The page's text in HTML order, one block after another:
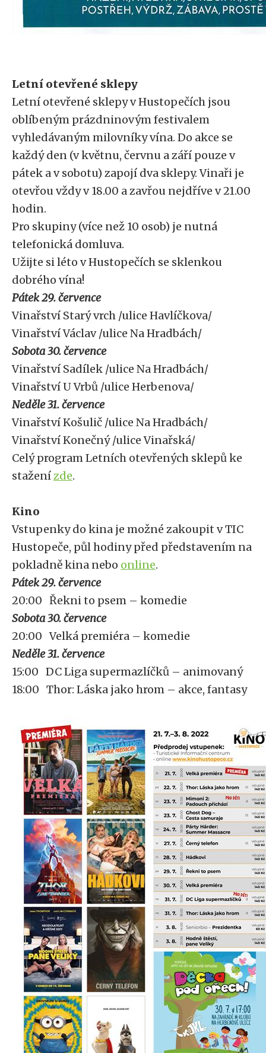
Letní otevřené sklepy
Letní otevřené sklepy v Hustopečích jsou
oblíbeným prázdninovým festivalem
vyhledávaným milovníky vína. Do akce se
každý den (v květnu, červnu a září pouze v
pátek a v sobotu) zapojí dva sklepy. Vinaři je
otevřou vždy v 18.00 a zavřou nejdříve v 21.00
hodin.
Pro skupiny (více než 10 osob) je nutná
telefonická domluva.
Užijte si léto v Hustopečích se sklenkou
dobrého vína!
Pátek 29. července
Vinařství Starý vrch /ulice Havlíčkova/
Vinařství Václav /ulice Na Hradbách/
Sobota 30. července
Vinařství Sadílek /ulice Na Hradbách/
Vinařství U Vrbů /ulice Herbenova/
Neděle 31. července
Vinařství Košulič /ulice Na Hradbách/
Vinařství Konečný /ulice Vinařská/
Celý program Letních otevřených sklepů ke
staženízde.
Kino
Vstupenky do kina je možné zakoupit v TIC
Hustopeče, půl hodiny před představením na
pokladně kina nebo online.
Pátek 29. července
20:00 Řekni to psem – komedie
Sobota 30. července
20:00 Velká premiéra – komedie
Neděle 31. července
15:00 DC Liga supermazlíčků – animovaný
18:00 Thor: Láska jako hrom – akce, fantasy